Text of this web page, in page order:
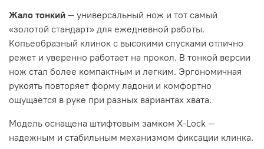
Жало тонкий — универсальный нож и тот самый
«золотой стандарт» для ежедневной работы.
Копьеобразный клинок с высокими спусками отлично
режет и уверенно работает на прокол. В тонкой версии
нож стал более компактным и легким. Эргономичная
рукоять повторяет форму ладони и комфортно
ощущается в руке при разных вариантах хвата.
Модель оснащена штифтовым замком X-Lock —
надежным и стабильным механизмом фиксации клинка.